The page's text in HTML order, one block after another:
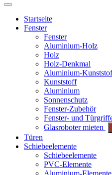
Startseite
Fenster
Fenster
Aluminium-Holz
Holz
Holz-Denkmal
Aluminium-
Kunststoff
Aluminium
Sonnenschutz
Fenster-Zubehör
Fenster- und
Glasroboter mieten
Türen
Schiebeelemente
Schiebeelemente
PVC-Elemente
Aluminium-Elemente